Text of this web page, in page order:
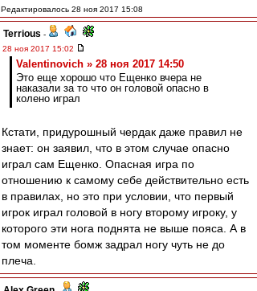
Редактировалось 28 ноя 2017 15:08
Terrious -
28 ноя 2017 15:02
Valentinovich » 28 ноя 2017 14:50
Это еще хорошо что Ещенко вчера не
наказали за то что он головой опасно в
колено играл
Кстати, придурошный чердак даже правил не
знает: он заявил, что в этом случае опасно
играл сам Ещенко. Опасная игра по
отношению к самому себе действительно есть
в правилах, но это при условии, что первый
игрок играл головой в ногу второму игроку, у
которого эти нога поднята не выше пояса. А в
том моменте бомж задрал ногу чуть не до
плеча.